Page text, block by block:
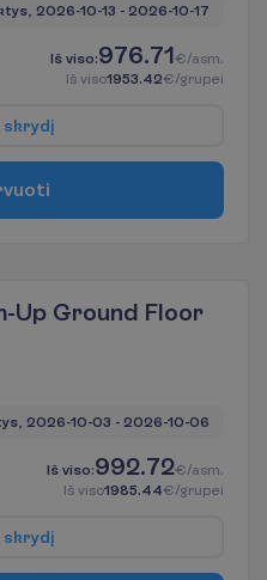
2026-10-13 - 2026-10-17
Iš viso:976.71€/asm.
Iš viso1953.42€/grupei
skrydį
vuoti
Up Ground Floor
2026-10-03 - 2026-10-06
Iš viso:992.72€/asm.
Iš viso1985.44€/grupei
skrydį